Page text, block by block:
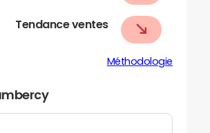
Tendance ventes
Méthodologie